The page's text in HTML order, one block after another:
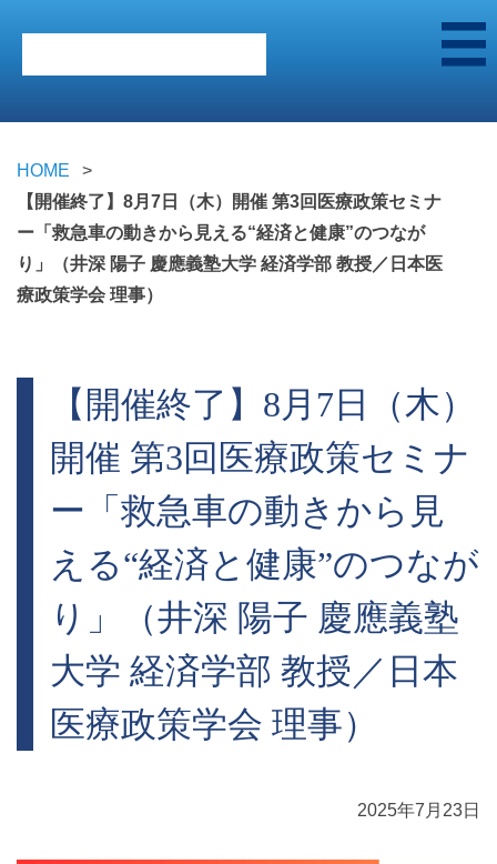
HOME
【開催終了】8月7日（木）開催 第3回医療政策セミナ
ー「救急車の動きから見える“経済と健康”のつなが
り」（井深 陽子 慶應義塾大学 経済学部 教授／日本医
療政策学会 理事）
【開催終了】8月7日（木）
開催 第3回医療政策セミナ
ー「救急車の動きから見
える“経済と健康”のつなが
り」（井深 陽子 慶應義塾
大学 経済学部 教授／日本
医療政策学会 理事）
2025年7月23日